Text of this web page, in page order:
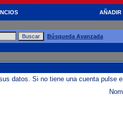
AÑADIR
Búsqueda Avanzada
datos. Si no tiene una cuenta pulse